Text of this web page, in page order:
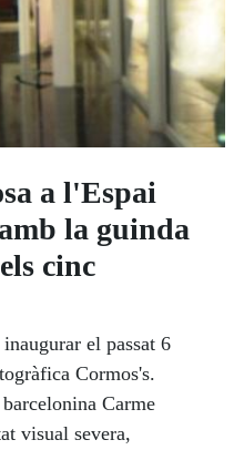
a l'Espai
la guinda
cinc
el passat 6
Cormos's.
Carme
visual severa,